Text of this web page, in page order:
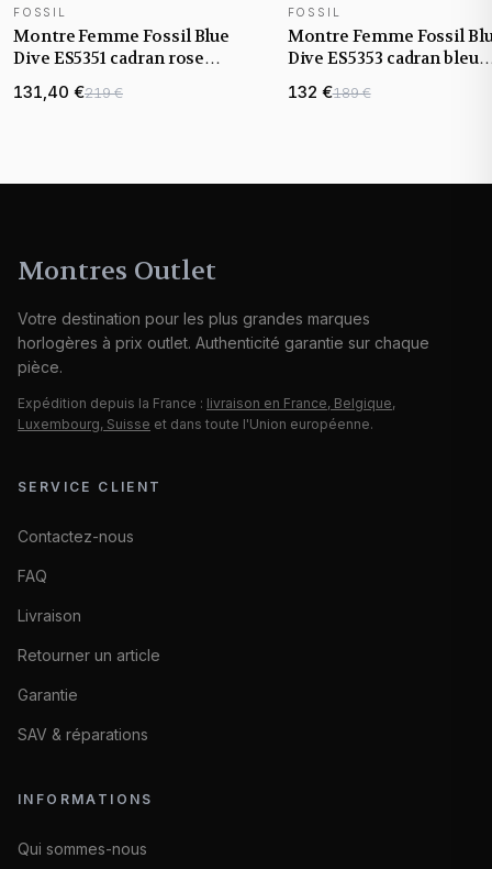
NOUVEAUTÉ
FOSSIL
Montre Femme Fossil Blue
Dive ES5351 cadran rose
bracelet acier
131,40 €219 €
NOUVEAUTÉ
FOSSIL
Montre Femme Fossil
Dive ES5353 cadran bleu
bracelet acier
132 €189 €
Montres Outlet
Votre destination pour les plus grandes marques
horlogères à prix outlet. Authenticité garantie sur chaque
pièce.
Expédition depuis la France : livraison en France, Belgique,
Luxembourg, Suisse et dans toute l'Union européenne.
SERVICE CLIENT
Contactez-nous
FAQ
Livraison
Retourner un article
Garantie
SAV & réparations
INFORMATIONS
Qui sommes-nous